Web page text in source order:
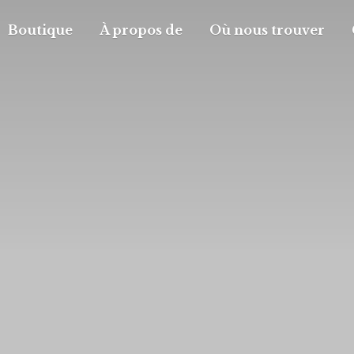
Boutique À propos de Où nous trouver